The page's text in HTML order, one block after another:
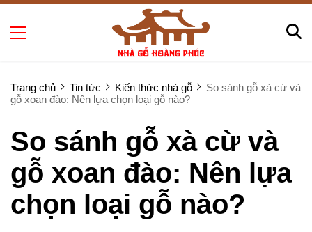
Trang chủ Tin tức Kiến thức nhà gỗ
So sánh gỗ xà cừ và
gỗ xoan đào: Nên lựa chọn loại gỗ nào?
So sánh gỗ xà cừ và
gỗ xoan đào: Nên lựa
chọn loại gỗ nào?